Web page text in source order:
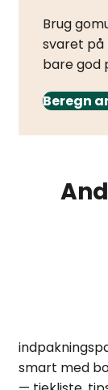
Brug
svaret på
bare god
Beregn
smart med